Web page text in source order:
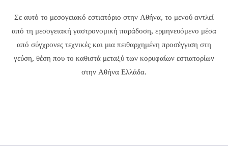
Σε αυτό το μεσογειακό εστιατόριο στην Αθήνα, το μενού αντλεί
από τη μεσογειακή γαστρονομική παράδοση, ερμηνευόμενο μέσα
από σύγχρονες τεχνικές και μια πειθαρχημένη προσέγγιση στη
γεύση, θέση που το καθιστά μεταξύ των κορυφαίων εστιατορίων
στην Αθήνα Ελλάδα.